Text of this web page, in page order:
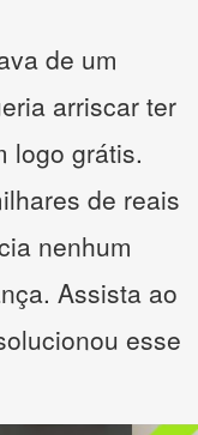
de um
arriscar ter
logo grátis.
de reais
nenhum
Assista ao
esse